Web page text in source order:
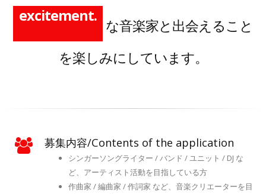
pioneer.
Impression.
な音楽家と出会えること
を楽しみにしています。
募集内容/Contents of the application
シンガーソングライター / バンド / ユニット / DJ な
ど、アーティスト活動を目指している方
作曲家 / 編曲家 / 作詞家 など、音楽クリエーターを目